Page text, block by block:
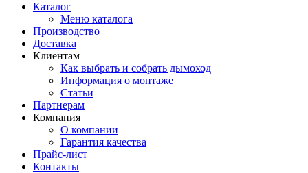
Каталог
Меню каталога
Производство
Доставка
Клиентам
Как выбрать и собрать дымоход
Информация о монтаже
Статьи
Партнерам
Компания
О компании
Гарантия качества
Прайс-лист
Контакты